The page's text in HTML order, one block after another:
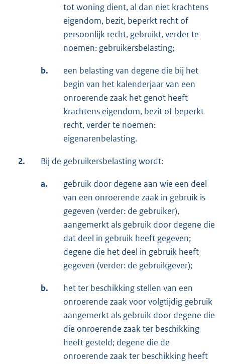
tot woning dient, al dan niet krachtens
eigendom, bezit, beperkt recht of
persoonlijk recht, gebruikt, verder te
noemen: gebruikersbelasting;
b.
een belasting van degene die bij het
begin van het kalenderjaar van een
onroerende zaak het genot heeft
krachtens eigendom, bezit of beperkt
recht, verder te noemen:
eigenarenbelasting.
2. Bij de gebruikersbelasting wordt:
a.
gebruik door degene aan wie een deel
van een onroerende zaak in gebruik is
gegeven (verder: de gebruiker),
aangemerkt als gebruik door degene die
dat deel in gebruik heeft gegeven;
degene die het deel in gebruik heeft
gegeven (verder: de gebruikgever);
b.
het ter beschikking stellen van een
onroerende zaak voor volgtijdig gebruik
aangemerkt als gebruik door degene die
die onroerende zaak ter beschikking
heeft gesteld; degene die de
onroerende zaak ter beschikking heeft